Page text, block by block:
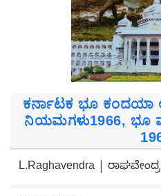
ಕರ್ನಾಟಕ ಭೂ
ನಿಯಮಗಳು1966, ಭೂ
L.Raghavendra |